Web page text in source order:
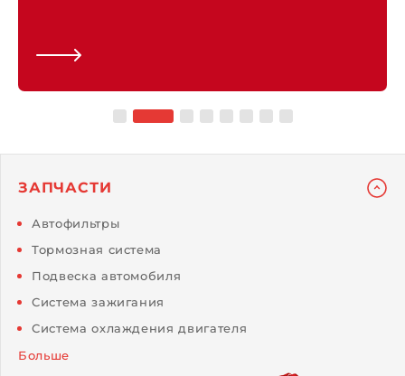
ЗАПЧАСТИ
Автофильтры
Тормозная система
Подвеска автомобиля
Система зажигания
Система охлаждения двигателя
Больше